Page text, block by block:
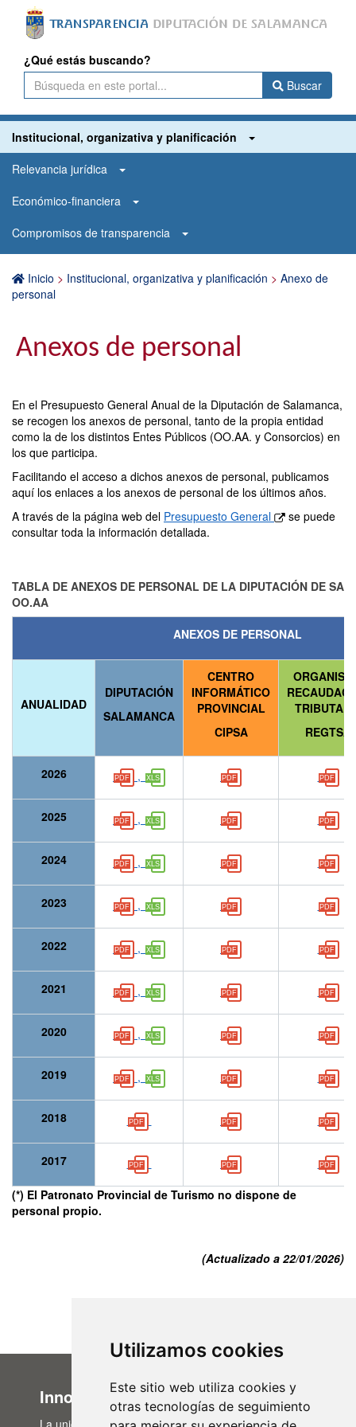
Utilizamos cookies
Este sitio web utiliza cookies y
otras tecnologías de seguimiento
¿Qué estás buscando?
Buscar
Institucional, organizativa y planificación
Relevancia jurídica
Económico-financiera
Compromisos de transparencia
Inicio > Institucional, organizativa y planificación > Anexo de
personal
Anexos de personal
En el Presupuesto General Anual de la Diputación de Salamanca,
se recogen los anexos de personal, tanto de la propia entidad
como la de los distintos Entes Públicos (OO.AA. y Consorcios) en
los que participa.
Facilitando el acceso a dichos anexos de personal, publicamos
aquí los enlaces a los anexos de personal de los últimos años.
A través de la página web del Presupuesto General
se puede
consultar toda la información detallada.
TABLA DE ANEXOS DE PERSONAL DE LA DIPUTACIÓN DE
OO.AA
ANEXOS DE PERSONAL
ANUALIDAD
DIPUTACIÓN
SALAMANCA
CENTRO
INFORMÁTICO
PROVINCIAL
CIPSA
REGTSA
2026 ,
2025 ,
2024 ,
2023 ,
2022 ,
2021 ,
2020 ,
2019 ,
2018
2017
(*) El Patronato Provincial de Turismo no dispone de
personal propio.
(Actualizado a 22/01/2026)
Innovación Administrativa